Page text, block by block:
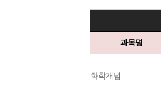
과목명
화학개념